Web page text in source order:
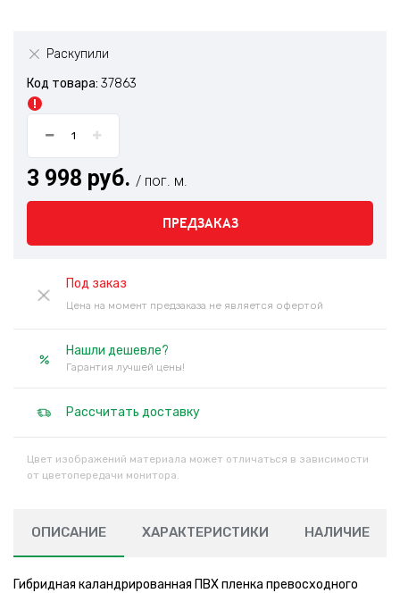
Раскупили
Код товара: 37863
3 998 руб. / пог. м.
ПРЕДЗАКАЗ
Под заказ
Цена на момент предзаказа не является офертой
Нашли дешевле?
Гарантия лучшей цены!
Рассчитать доставку
Цвет изображений материала может отличаться в зависимости
от цветопередачи монитора.
ОПИСАНИЕ ХАРАКТЕРИСТИКИ НАЛИЧИЕ
Гибридная каландрированная ПВХ пленка превосходного